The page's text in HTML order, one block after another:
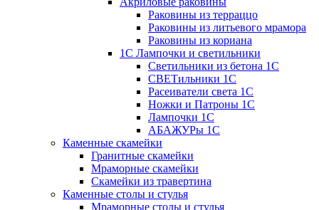
Раковины из терраццо
Раковины из литьевого мрамора
Раковины из кориана
1С Лампочки и светильники
Светильники из бетона 1С
СВЕТильники 1С
Расеиватели света 1С
Ножки и Патроны 1С
Лампочки 1С
АБАЖУРы 1С
Каменные скамейки
Гранитные скамейки
Мраморные скамейки
Скамейки из травертина
Каменные столы и стулья
Мраморные столы и стулья